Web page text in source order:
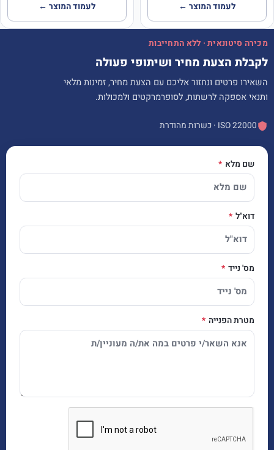
לעמוד המוצר ← לעמוד המוצר ←
מכירה סיטונאית · ללא התחייבות
לקבלת הצעת מחיר ושיתופי פעולה
השאירו פרטים ונחזור אליכם עם הצעת מחיר, זמינות מלאי
ותנאי אספקה לרשתות, לסופרמרקטים ולמכולות.
ISO 22000 · כשרות מהודרת
שם מלא
דוא"ל
מס' נייד
מטרת הפנייה